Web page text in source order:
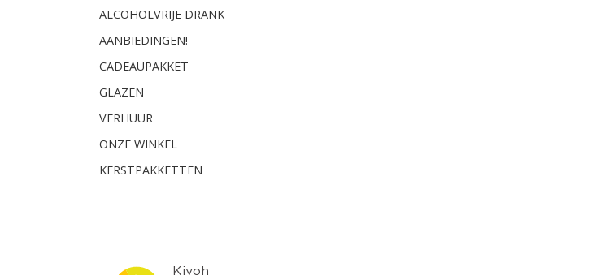
ALCOHOLVRIJE DRANK
AANBIEDINGEN!
CADEAUPAKKET
GLAZEN
VERHUUR
ONZE WINKEL
KERSTPAKKETTEN